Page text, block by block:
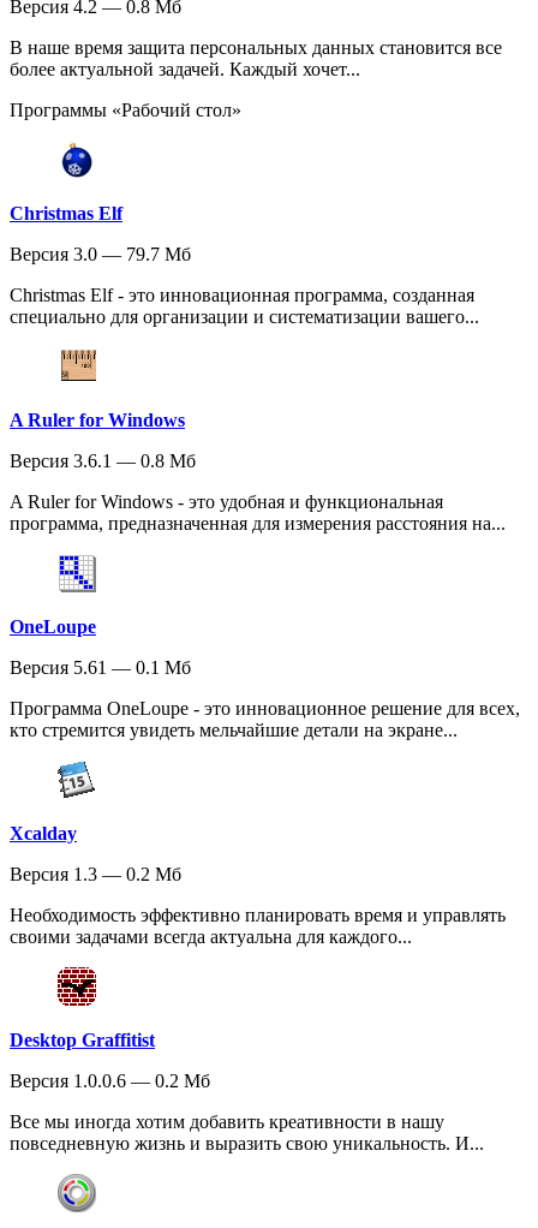
Версия 4.2 — 0.8 Мб
В наше время защита персональных данных становится все
более актуальной задачей. Каждый хочет...
Программы «Рабочий стол»
Christmas Elf
Версия 3.0 — 79.7 Мб
Christmas Elf - это инновационная программа, созданная
специально для организации и систематизации вашего...
A Ruler for Windows
Версия 3.6.1 — 0.8 Мб
A Ruler for Windows - это удобная и функциональная
программа, предназначенная для измерения расстояния на...
OneLoupe
Версия 5.61 — 0.1 Мб
Программа OneLoupe - это инновационное решение для всех,
кто стремится увидеть мельчайшие детали на экране...
Xcalday
Версия 1.3 — 0.2 Мб
Необходимость эффективно планировать время и управлять
своими задачами всегда актуальна для каждого...
Desktop Graffitist
Версия 1.0.0.6 — 0.2 Мб
Все мы иногда хотим добавить креативности в нашу
повседневную жизнь и выразить свою уникальность. И...